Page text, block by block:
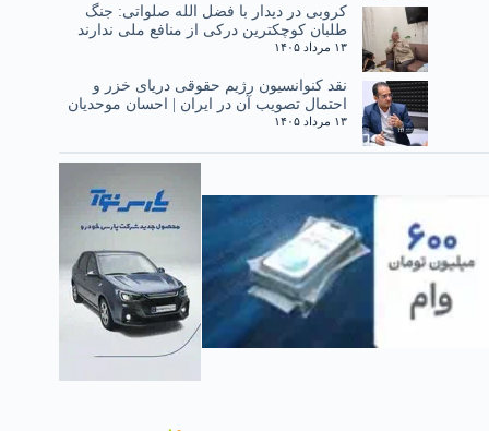
کروبی در دیدار با فضل الله صلواتی: جنگ
طلبان کوچکترین درکی از منافع ملی ندارند
۱۳ مرداد ۱۴۰۵
نقد کنوانسیون رژیم حقوقی دریای خزر و
احتمال تصویب آن در ایران | احسان موحدیان
۱۳ مرداد ۱۴۰۵